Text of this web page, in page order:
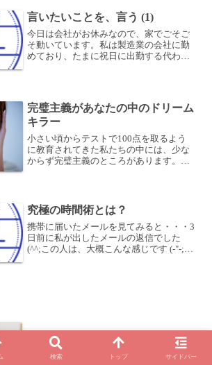
ツ ルームシュ...
言いたいことを、言う (1)
今日は会社がお休みなので、家でごそご
そ動いています。私は製造業の会社に勤
めており、たまに祝日に出勤する代わり
し、先ほど洗濯物を干してい...
完璧主義があなたの中のドリーム
キラー
小さい頃からテストで100点を取るよう
に教育されてきた私たちの中には、少な
からず完璧主義のところがあります。こ
殺す人です。例えば、「...
究極の時間術とは？
携帯に届いたメールを見てみると・・・3
日前に私が出したメールの返信でした
(^^;この人は、大概こんな感じです (-"-;あ
医者に間違えられた！？人は「プレゼン
ス」で人を判断しているというお話
検索 トップ サイドバー